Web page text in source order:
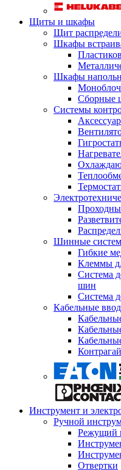
Щиты и шкафы
Щит
Шкафы
Шкафы
Сборные
Системы
Шинные
Гибкие
Клеммы
Система
шин
Система
Кабельные
Инструмент и
Ручной
Режущий
Отвертки